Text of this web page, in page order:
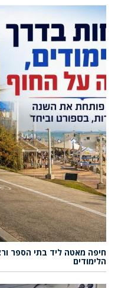
חיפה מאטה ליד בתי הספר
הלימודים